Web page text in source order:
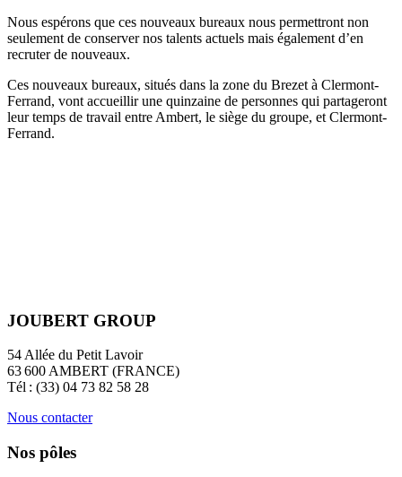
Nous espérons que ces nouveaux bureaux nous permettront non
seulement de conserver nos talents actuels mais également d’en
recruter de nouveaux.
Ces nouveaux bureaux, situés dans la zone du Brezet à Clermont-
Ferrand, vont accueillir une quinzaine de personnes qui partageront
leur temps de travail entre Ambert, le siège du groupe, et Clermont-
Ferrand.
JOUBERT GROUP
54 Allée du Petit Lavoir
63 600 AMBERT (FRANCE)
Tél : (33) 04 73 82 58 28
Nous contacter
Nos pôles